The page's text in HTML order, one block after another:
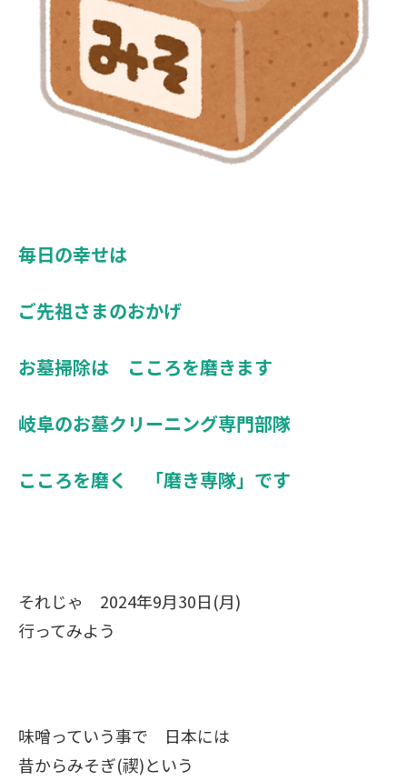
毎日の幸せは
ご先祖さまのおかげ
お墓掃除は こころを磨きます
岐阜のお墓クリーニング専門部隊
こころを磨く 「磨き専隊」です
それじゃ 2024年9月30日(月)
行ってみよう
味噌っていう事で 日本には
昔からみそぎ(禊)という